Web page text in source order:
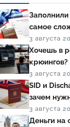
Заполнили
самое
3 августа
Хочешь в
крюингов?
3 августа
SID и
зачем
3 августа
Деньги на